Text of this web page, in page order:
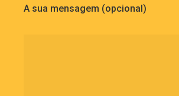
A sua mensagem (opcional)